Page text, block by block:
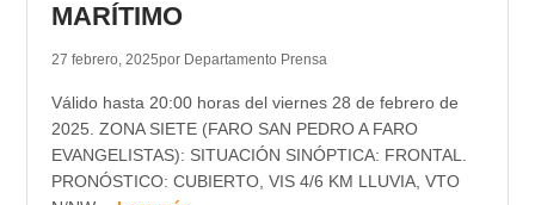
MARÍTIMO
27 febrero, 2025por Departamento Prensa
Válido hasta 20:00 horas del viernes 28 de febrero de
2025. ZONA SIETE (FARO SAN PEDRO A FARO
EVANGELISTAS): SITUACIÓN SINÓPTICA: FRONTAL.
PRONÓSTICO: CUBIERTO, VIS 4/6 KM LLUVIA, VTO